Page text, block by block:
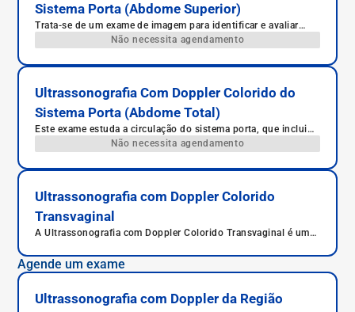
Sistema Porta (Abdome Superior)
Trata-se de um exame de imagem para identificar e avaliar
patologias do sistema porta no abdome superior.
Não necessita agendamento
Ultrassonografia Com Doppler Colorido do
Sistema Porta (Abdome Total)
Este exame estuda a circulação do sistema porta, que inclui
todas as veias que drenam o estômago, intestino, baço,
pâncreas e vesícula biliar.
Não necessita agendamento
Ultrassonografia com Doppler Colorido
Transvaginal
A Ultrassonografia com Doppler Colorido Transvaginal é um
com imagens detalhadas e análise do fluxo sanguíneo, sendo
essencial para o diagnóstico de diversas condições uterinas e
Agende um exame
Ultrassonografia com Doppler da Região